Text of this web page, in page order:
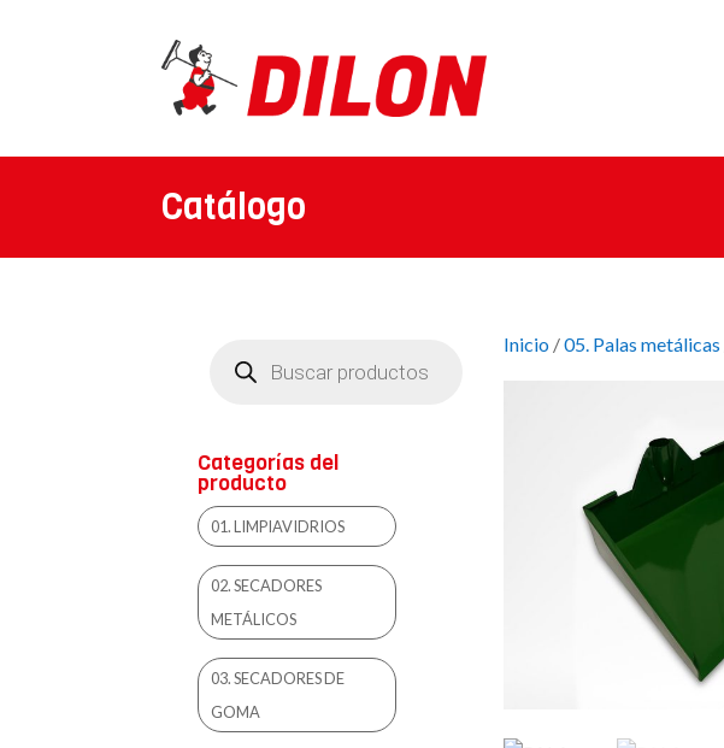
Catálogo
Inicio/05. Palas metálicas
productos
Categorías del
producto
01. LIMPIAVIDRIOS
02. SECADORES
METÁLICOS
03. SECADORES DE
GOMA